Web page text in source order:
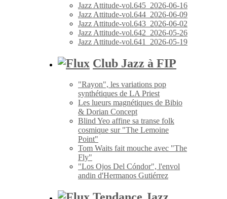
Jazz Attitude-vol.645_2026-06-16
Jazz Attitude-vol.644_2026-06-09
Jazz Attitude-vol.643_2026-06-02
Jazz Attitude-vol.642_2026-05-26
Jazz Attitude-vol.641_2026-05-19
Club Jazz à FIP
"Rayon", les variations pop
synthétiques de LA Priest
Les lueurs magnétiques de Bibio
& Dorian Concept
Blind Yeo affine sa transe folk
cosmique sur "The Lemoine
Point"
Tom Waits fait mouche avec "The
Fly"
"Los Ojos Del Cóndor", l'envol
andin d'Hermanos Gutiérrez